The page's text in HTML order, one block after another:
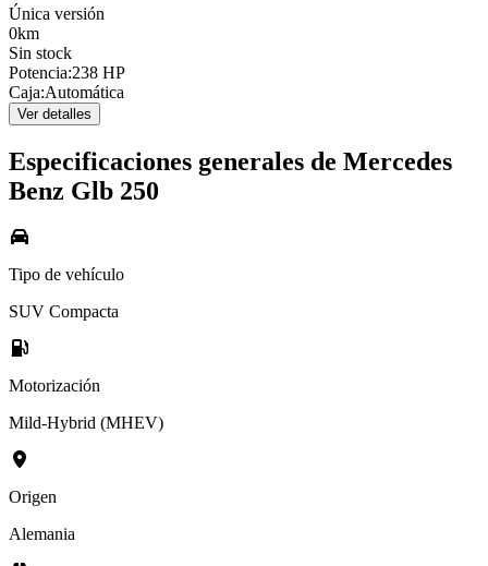
Única versión
0km
Sin stock
Potencia:238 HP
Caja:Automática
Ver detalles
Especificaciones generales de Mercedes
Benz Glb 250
Tipo de vehículo
SUV Compacta
Motorización
Mild-Hybrid (MHEV)
Origen
Alemania